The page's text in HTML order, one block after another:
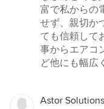
中
星
5
富で私からの
せず、親切か
ても信頼して
事からエアコ
ど他にも幅広
Astor Solutions